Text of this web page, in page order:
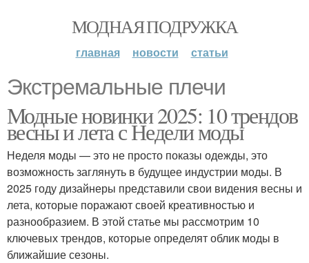
МОДНАЯ ПОДРУЖКА
главная новости статьи
Экстремальные плечи
Модные новинки 2025: 10 трендов
весны и лета с Недели моды
Неделя моды — это не просто показы одежды, это
возможность заглянуть в будущее индустрии моды. В
2025 году дизайнеры представили свои видения весны и
лета, которые поражают своей креативностью и
разнообразием. В этой статье мы рассмотрим 10
ключевых трендов, которые определят облик моды в
ближайшие сезоны.